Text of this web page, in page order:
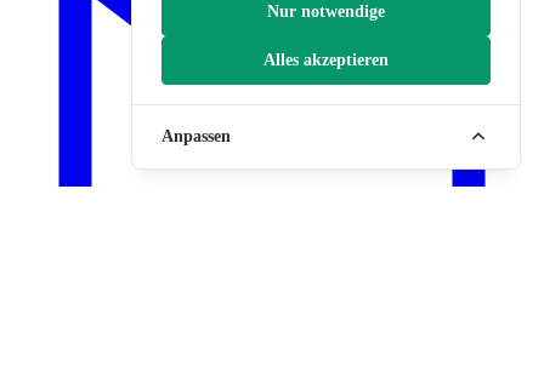
Nur notwendige
Alles akzeptieren
Anpassen